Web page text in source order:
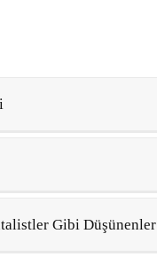
Gibi Düşünenler